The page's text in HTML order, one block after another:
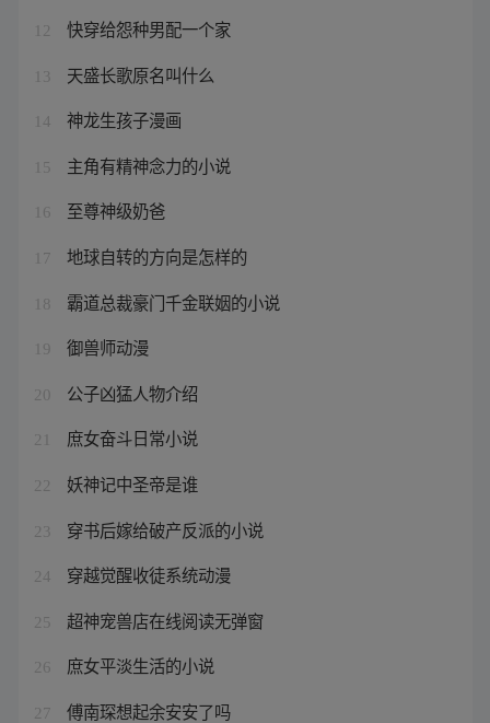
12 快穿给怨种男配一个家
13 天盛长歌原名叫什么
14 神龙生孩子漫画
15 主角有精神念力的小说
16 至尊神级奶爸
17 地球自转的方向是怎样的
18 霸道总裁豪门千金联姻的小说
19 御兽师动漫
20 公子凶猛人物介绍
21 庶女奋斗日常小说
22 妖神记中圣帝是谁
23 穿书后嫁给破产反派的小说
24 穿越觉醒收徒系统动漫
25 超神宠兽店在线阅读无弹窗
26 庶女平淡生活的小说
27 傅南琛想起余安安了吗